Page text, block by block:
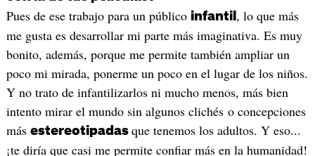
Pues de ese trabajo para un público infantil , lo que más
me gusta es desarrollar mi parte más imaginativa. Es muy
bonito, además, porque me permite también ampliar un
poco mi mirada, ponerme un poco en el lugar de los niños.
Y no trato de infantilizarlos ni mucho menos, más bien
intento mirar el mundo sin algunos clichés o concepciones
más estereotipadas que tenemos los adultos. Y eso...
¡te diría que casi me permite confiar más en la humanidad!